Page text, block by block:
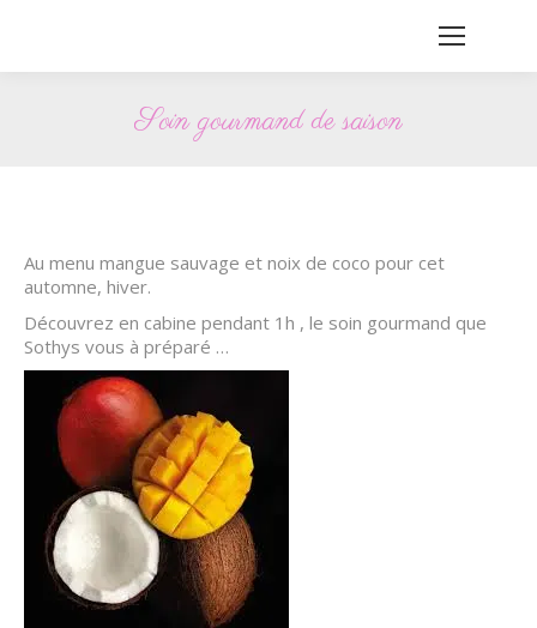
Soin gourmand de saison
Au menu mangue sauvage et noix de coco pour cet
automne, hiver.
Découvrez en cabine pendant 1h , le soin gourmand que
Sothys vous à préparé …